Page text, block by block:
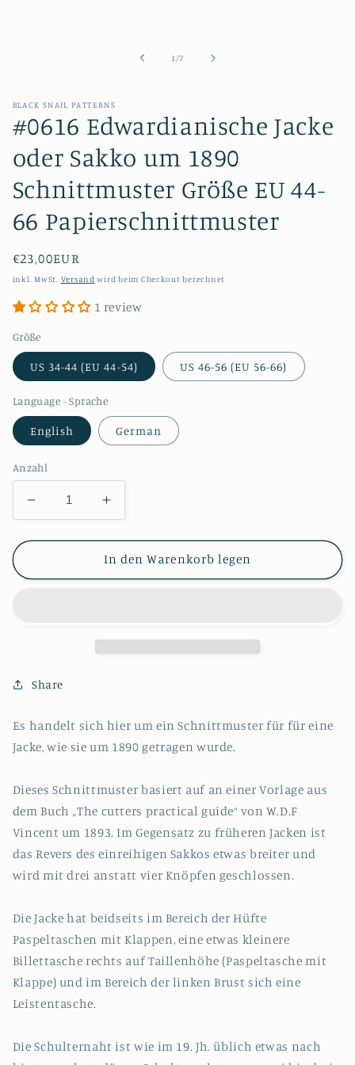
1 /von
7
BLACK SNAIL PATTERNS
#0616 Edwardianische Jacke
oder Sakko um 1890
Schnittmuster Größe EU 44-
66 Papierschnittmuster
Normaler
Preis
€23,00EUR
inkl. MwSt. Versand wird beim Checkout berechnet
1 review
Größe
US 34-44 (EU 44-54) US 46-56 (EU 56-66)
Language - Sprache
English German
Anzahl
Verringere
die
Menge
#0616
1890
Größe
EU
44-
Papierschnittmuster
Erhöhe
die
Menge
für
#0616
Größe
EU
44-
Papierschnittmuster
In den Warenkorb legen
Share
Es handelt sich hier um ein Schnittmuster für für eine
Jacke, wie sie um 1890 getragen wurde.
Dieses Schnittmuster basiert auf an einer Vorlage aus
dem Buch „The cutters practical guide“ von W.D.F
Vincent um 1893. Im Gegensatz zu früheren Jacken ist
das Revers des einreihigen Sakkos etwas breiter und
wird mit drei anstatt vier Knöpfen geschlossen.
Die Jacke hat beidseits im Bereich der Hüfte
Paspeltaschen mit Klappen, eine etwas kleinere
Billettasche rechts auf Taillenhöhe (Paspeltasche mit
Klappe) und im Bereich der linken Brust sich eine
Leistentasche.
Die Schulternaht ist wie im 19. Jh. üblich etwas nach